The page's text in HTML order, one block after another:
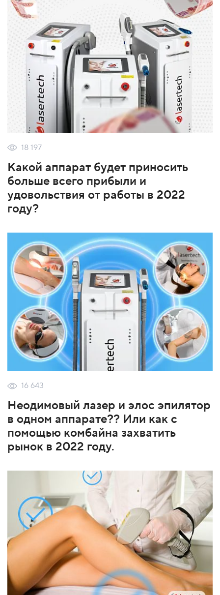
18 197
Какой аппарат будет приносить
больше всего прибыли и
удовольствия от работы в 2022
году?
16 643
Неодимовый лазер и элос эпилятор
в одном аппарате?? Или как с
помощью комбайна захватить
рынок в 2022 году.